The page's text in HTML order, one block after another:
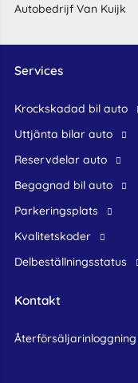
Autobedrijf Van Kuijk
Services
krockskadad bil auto
Uttjänta bilar auto
reservdelar auto
begagnad bil auto
Parkeringsplats
Kvalitetskoder
Delbeställningsstatus
Kontakt
återförsäljarinloggning